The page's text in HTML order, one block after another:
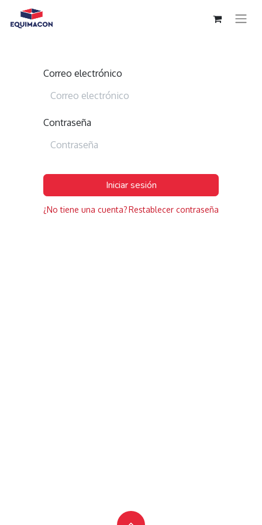
Correo electrónico
Contraseña
Iniciar sesión
¿No tiene una cuenta?Restablecer contraseña